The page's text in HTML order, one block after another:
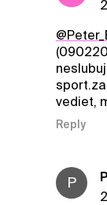
vediet,
Reply
P